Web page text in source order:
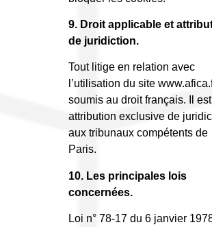
9. Droit applicable et
de juridiction.
Tout litige en relation avec
l’utilisation du site
soumis au droit français. Il
attribution exclusive de
aux tribunaux compétents de
Paris.
10. Les principales lois
concernées.
Loi n° 78-17 du 6 janvier